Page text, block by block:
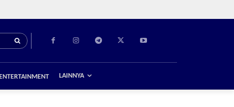
LAINNYA